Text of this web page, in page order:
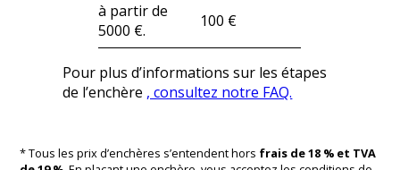
à partir de
5000 €.
100 €
Pour plus d’informations sur les étapes
de l’enchère , consultez notre FAQ.
* Tous les prix d’enchères s’entendent hors frais de 18 % et TVA